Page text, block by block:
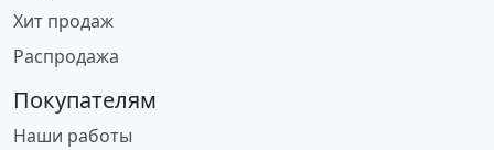
Хит продаж
Распродажа
Покупателям
Наши работы